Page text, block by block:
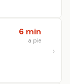
6 min
a pie